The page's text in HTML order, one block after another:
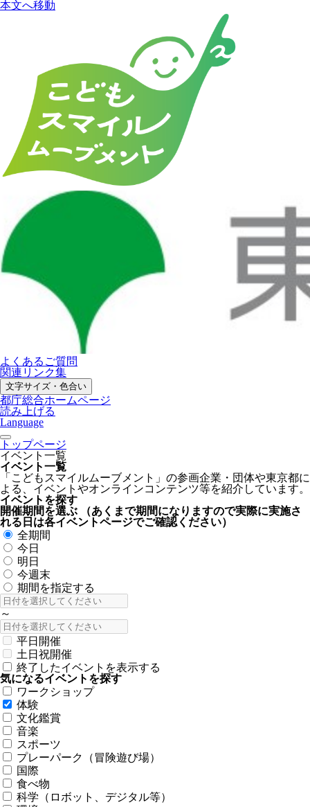
本文へ移動
よくあるご質問
関連リンク集
文字サイズ・色合い
都庁総合ホームページ
読み上げる
Language
トップページ
イベント一覧
イベント一覧
「こどもスマイルムーブメント」の参画企業・団体や東京都に
よる、イベントやオンラインコンテンツ等を紹介しています。
イベントを探す
開催期間を選ぶ
（あくまで期間になりますので実際に実施さ
れる日は各イベントページでご確認ください）
全期間
今日
明日
今週末
期間を指定する
～
平日開催
土日祝開催
終了したイベントを表示する
気になるイベントを探す
ワークショップ
体験
文化鑑賞
音楽
スポーツ
プレーパーク（冒険遊び場）
国際
食べ物
科学（ロボット、デジタル等）